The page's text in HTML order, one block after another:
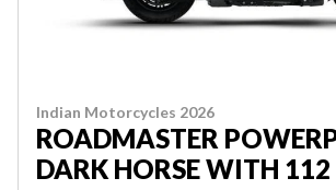
Indian Motorcycles 2026
ROADMASTER
DARK HORSE WITH 112